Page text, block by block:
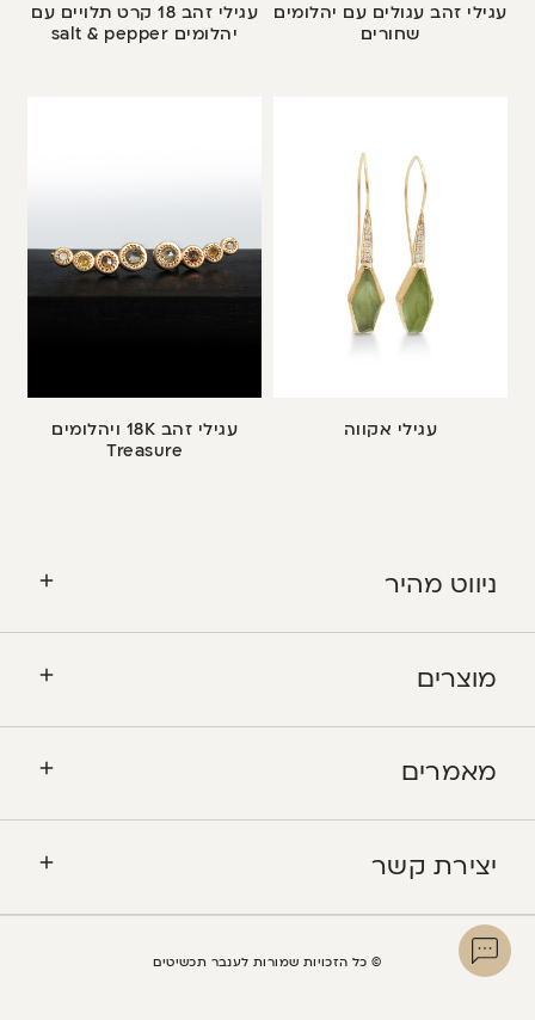
עגילי זהב עגולים עם יהלומים
שחורים
עגילי זהב 18 קרט תלויים עם
יהלומים salt & pepper
עגילי אקווה
עגילי זהב 18K ויהלומים
Treasure
ניווט מהיר
מוצרים
מאמרים
יצירת קשר
© כל הזכויות שמורות לענבר תכשיטים